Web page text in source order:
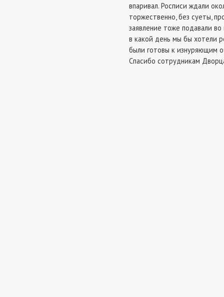
впаривал. Росписи ждали
торжественно, без суеты,
заявление тоже подавали
в какой день мы бы хотели
были готовы к изнуряющим
Спасибо сотрудникам